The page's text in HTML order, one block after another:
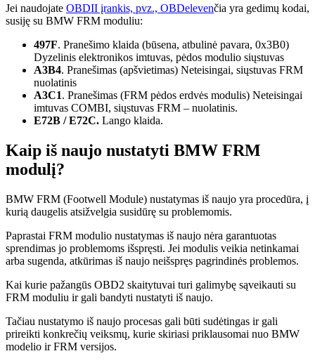
Jei naudojate OBDII įrankis, pvz., OBDelevenčia yra gedimų kodai,
susiję su BMW FRM moduliu:
497F. Pranešimo klaida (būsena, atbulinė pavara, 0x3B0)
Dyzelinis elektronikos imtuvas, pėdos modulio siųstuvas
A3B4. Pranešimas (apšvietimas) Neteisingai, siųstuvas FRM
nuolatinis
A3C1. Pranešimas (FRM pėdos erdvės modulis) Neteisingai
imtuvas COMBI, siųstuvas FRM – nuolatinis.
E72B / E72C. Lango klaida.
Kaip iš naujo nustatyti BMW FRM
modulį?
BMW FRM (Footwell Module) nustatymas iš naujo yra procedūra, į
kurią daugelis atsižvelgia susidūrę su problemomis.
Paprastai FRM modulio nustatymas iš naujo nėra garantuotas
sprendimas jo problemoms išspręsti. Jei modulis veikia netinkamai
arba sugenda, atkūrimas iš naujo neišspręs pagrindinės problemos.
Kai kurie pažangūs OBD2 skaitytuvai turi galimybę sąveikauti su
FRM moduliu ir gali bandyti nustatyti iš naujo.
Tačiau nustatymo iš naujo procesas gali būti sudėtingas ir gali
prireikti konkrečių veiksmų, kurie skiriasi priklausomai nuo BMW
modelio ir FRM versijos.